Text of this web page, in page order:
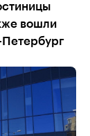
вошли
Петербург